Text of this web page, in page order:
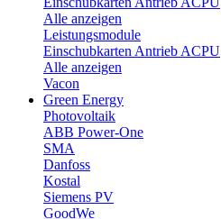
Alle anzeigen
Leistungsmodule
Einschubkarten Antrieb ACPU
Alle anzeigen
Vacon
Green Energy
Photovoltaik
ABB Power-One
SMA
Danfoss
Kostal
Siemens PV
GoodWe